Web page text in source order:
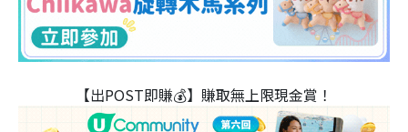
【出POST即賺💰】賺取無上限現金賞！